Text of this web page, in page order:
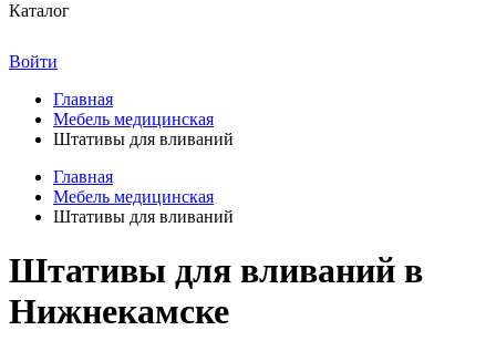
Каталог
Войти
Главная
Мебель медицинская
Штативы для вливаний
Главная
Мебель медицинская
Штативы для вливаний
Штативы для вливаний в
Нижнекамске